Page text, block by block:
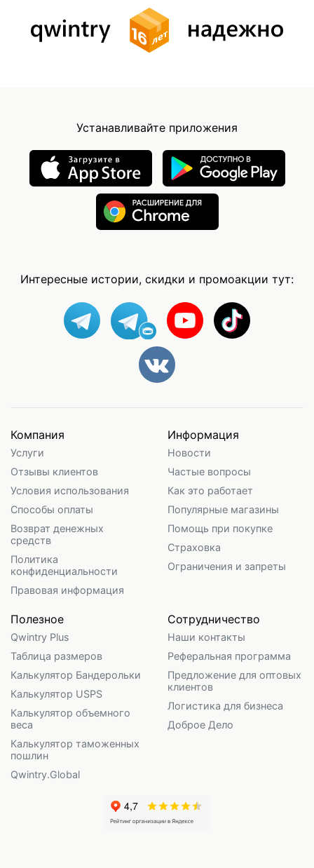
Устанавливайте приложения
Интересные истории, скидки и промоакции тут:
Компания
Услуги
Отзывы клиентов
Условия использования
Способы оплаты
Возврат денежных
средств
Политика
конфиденциальности
Правовая информация
Информация
Новости
Частые вопросы
Как это работает
Популярные магазины
Помощь при покупке
Страховка
Ограничения и запреты
Полезное
Qwintry Plus
Таблица размеров
Калькулятор Бандерольки
Калькулятор USPS
Калькулятор объемного
веса
Калькулятор таможенных
пошлин
Qwintry.Global
Сотрудничество
Наши контакты
Реферальная программа
Предложение для оптовых
клиентов
Логистика для бизнеса
Доброе Дело